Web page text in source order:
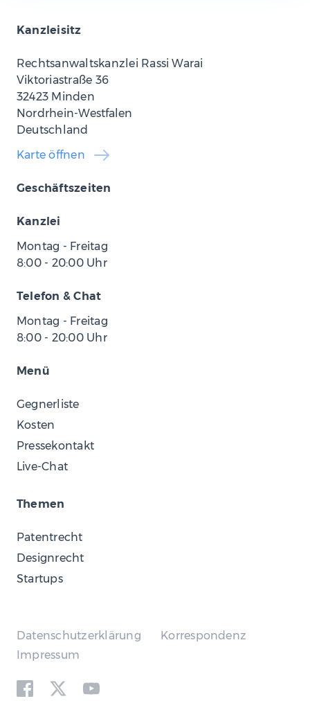
Kanzleisitz
Rechtsanwaltskanzlei Rassi Warai
Viktoriastraße 36
32423 Minden
Nordrhein-Westfalen
Deutschland
Karte öffnen
Geschäftszeiten
Kanzlei
Montag - Freitag
8:00- 20:00Uhr
Telefon & Chat
Montag - Freitag
8:00- 20:00Uhr
Menü
Gegnerliste
Kosten
Pressekontakt
Live-Chat
Themen
Patentrecht
Designrecht
Startups
Datenschutzerklärung
Korrespondenz
Impressum